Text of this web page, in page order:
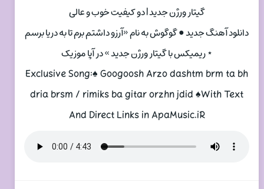
گیتار ورژن جدید | دو کیفیت خوب و عالی
دانلود آهنگ جدید ● گوگوش به نام «آرزو داشتم برم تا به دریا برسم
⋆ ریمیکس با گیتار ورژن جدید » در آپا موزیک
Exclusive Song:♠ Googoosh Arzo dashtm brm ta bh
dria brsm / rimiks ba gitar orzhn jdid ♠With Text
And Direct Links in ApaMusic.iR